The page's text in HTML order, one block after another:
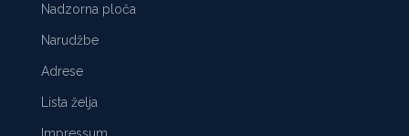
Nadzorna ploča
Narudžbe
Adrese
Lista želja
Impressum